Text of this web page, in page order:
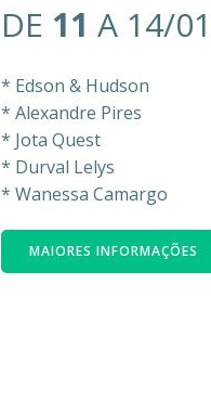
DE 11 A 14/
* Edson & Hudson
* Alexandre Pires
* Jota Quest
* Durval Lelys
* Wanessa Camargo
MAIORES INFORMAÇÕES